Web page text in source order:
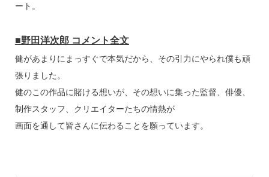
ート。
■野田洋次郎 コメント全文
健があまりにまっすぐで本気だから、その引力にやられ僕も頑
張りました。
健のこの作品に賭ける想いが、その想いに集った監督、俳優、
制作スタッフ、クリエイターたちの情熱が
画面を通して皆さんに伝わることを願っています。